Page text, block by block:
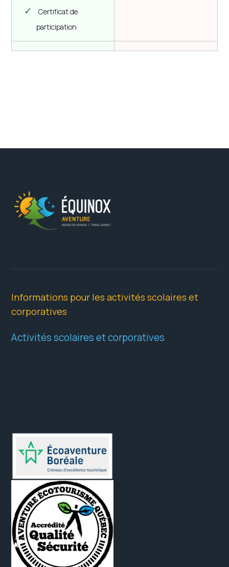
✓
Certificat de
participation
Informations pour les activités scolaires et
corporatives
Activités scolaires et corporatives